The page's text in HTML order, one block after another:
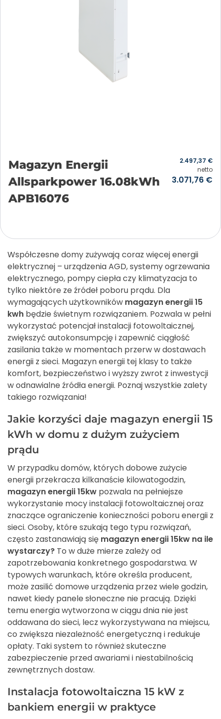
Magazyn Energii
Allsparkpower 16.08kWh
APB16076
3.071,76 €
2.497,37 €
netto
Współczesne domy zużywają coraz więcej energii
elektrycznej – urządzenia AGD, systemy ogrzewania
elektrycznego, pompy ciepła czy klimatyzacja to
tylko niektóre ze źródeł poboru prądu. Dla
wymagających użytkowników magazyn energii 15
kwh będzie świetnym rozwiązaniem. Pozwala w pełni
wykorzystać potencjał instalacji fotowoltaicznej,
zwiększyć autokonsumpcję i zapewnić ciągłość
zasilania także w momentach przerw w dostawach
energii z sieci. Magazyn energii tej klasy to także
komfort, bezpieczeństwo i wyższy zwrot z inwestycji
w odnawialne źródła energii. Poznaj wszystkie zalety
takiego rozwiązania!
Jakie korzyści daje magazyn energii 15
kWh w domu z dużym zużyciem
prądu
W przypadku domów, których dobowe zużycie
energii przekracza kilkanaście kilowatogodzin,
magazyn energii 15kw pozwala na pełniejsze
wykorzystanie mocy instalacji fotowoltaicznej oraz
znaczące ograniczenie konieczności poboru energii z
sieci. Osoby, które szukają tego typu rozwiązań,
często zastanawiają się magazyn energii 15kw na ile
wystarczy? To w duże mierze zależy od
zapotrzebowania konkretnego gospodarstwa. W
typowych warunkach, które określa producent,
może zasilić domowe urządzenia przez wiele godzin,
nawet kiedy panele słoneczne nie pracują. Dzięki
temu energia wytworzona w ciągu dnia nie jest
oddawana do sieci, lecz wykorzystywana na miejscu,
co zwiększa niezależność energetyczną i redukuje
opłaty. Taki system to również skuteczne
zabezpieczenie przed awariami i niestabilnością
zewnętrznych dostaw.
Instalacja fotowoltaiczna 15 kW z
bankiem energii w praktyce